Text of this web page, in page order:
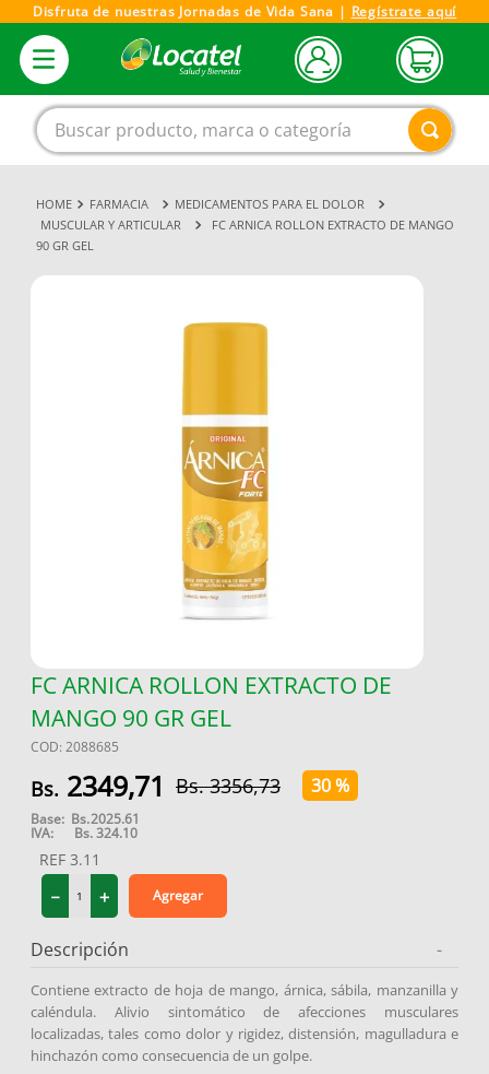
Disfruta de nuestras Jornadas de Vida Sana | Regístrate aquí
Buscar producto, marca o categoría
FARMACIA
MEDICAMENTOS PARA EL DOLOR
MUSCULAR Y ARTICULAR
FC ARNICA ROLLON EXTRACTO DE MANGO
90 GR GEL
FC ARNICA ROLLON EXTRACTO DE
MANGO 90 GR GEL
COD: 2088685
2349,71 3356,73 30 %
Base: Bs.2025.61
IVA: Bs.324.10
REF 3.11
＋
－ Agregar
Descripción -
Contiene extracto de hoja de mango, árnica, sábila, manzanilla y
caléndula. Alivio sintomático de afecciones musculares
localizadas, tales como dolor y rigidez, distensión, magulladura e
hinchazón como consecuencia de un golpe.
1.
magnesio
2.
omega 3
3
medias compresión